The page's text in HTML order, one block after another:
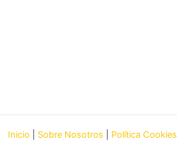
Inicio Sobre Nosotros Política Cookies